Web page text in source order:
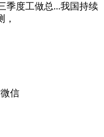
度工做总...我国持续
信